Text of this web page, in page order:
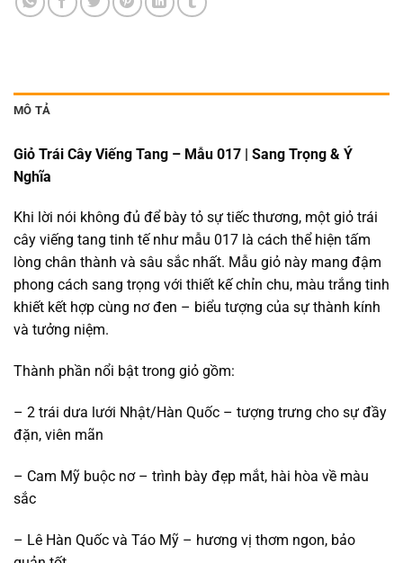
MÔ TẢ
Giỏ Trái Cây Viếng Tang – Mẫu 017 | Sang Trọng & Ý
Nghĩa
Khi lời nói không đủ để bày tỏ sự tiếc thương, một giỏ trái
cây viếng tang tinh tế như mẫu 017 là cách thể hiện tấm
lòng chân thành và sâu sắc nhất. Mẫu giỏ này mang đậm
phong cách sang trọng với thiết kế chỉn chu, màu trắng tinh
khiết kết hợp cùng nơ đen – biểu tượng của sự thành kính
và tưởng niệm.
Thành phần nổi bật trong giỏ gồm:
– 2 trái dưa lưới Nhật/Hàn Quốc – tượng trưng cho sự đầy
đặn, viên mãn
– Cam Mỹ buộc nơ – trình bày đẹp mắt, hài hòa về màu
sắc
– Lê Hàn Quốc và Táo Mỹ – hương vị thơm ngon, bảo